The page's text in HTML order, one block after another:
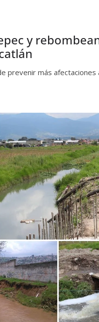
y
prevenir más